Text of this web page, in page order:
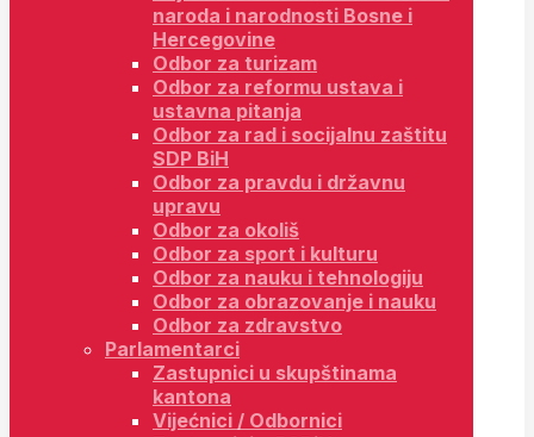
naroda i narodnosti Bosne i
Hercegovine
Odbor za turizam
Odbor za reformu ustava i
ustavna pitanja
Odbor za rad i socijalnu zaštitu
SDP BiH
Odbor za pravdu i državnu
upravu
Odbor za okoliš
Odbor za sport i kulturu
Odbor za nauku i tehnologiju
Odbor za obrazovanje i nauku
Odbor za zdravstvo
Parlamentarci
Zastupnici u skupštinama
kantona
Vijećnici / Odbornici